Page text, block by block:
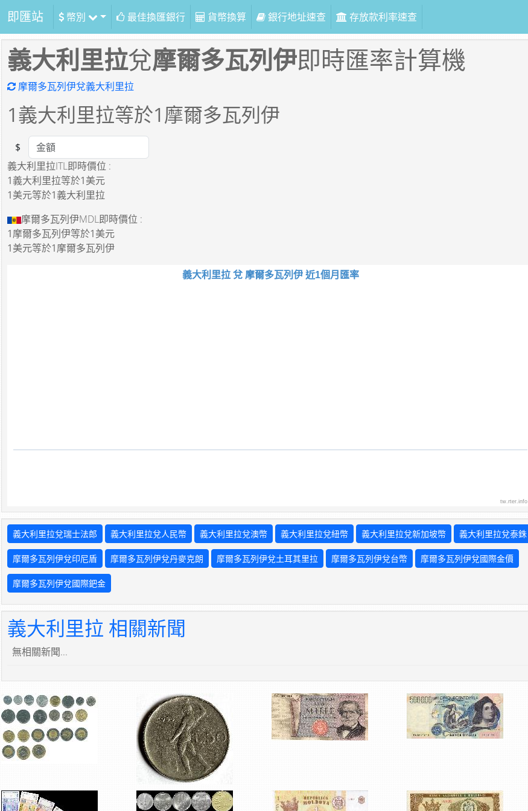
即匯站 幣別 最佳換匯銀行 貨幣換算 銀行地址速查 存放款利率速查
義大利里拉兌摩爾多瓦列伊即時匯率計算機
摩爾多瓦列伊兌義大利里拉
1義大利里拉等於1摩爾多瓦列伊
Amount
$
義大利里拉ITL即時價位 :
1義大利里拉等於1美元
1美元等於1義大利里拉
摩爾多瓦列伊MDL即時價位 :
1摩爾多瓦列伊等於1美元
1美元等於1摩爾多瓦列伊
義大利里拉 兌 摩爾多瓦列伊 近1個月匯率
tw.rter.info
義大利里拉兌瑞士法郎 義大利里拉兌人民幣 義大利里拉兌澳幣 義大利里拉兌紐幣 義大利里拉兌新加坡幣 義大利里拉兌泰銖
摩爾多瓦列伊兌印尼盾 摩爾多瓦列伊兌丹麥克朗 摩爾多瓦列伊兌土耳其里拉 摩爾多瓦列伊兌台幣 摩爾多瓦列伊兌國際金價
摩爾多瓦列伊兌國際鈀金
義大利里拉 相關新聞
無相關新聞...